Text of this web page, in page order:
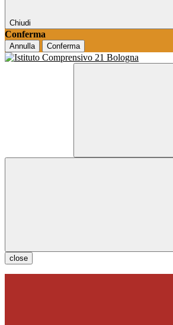
Chiudi
Conferma
Annulla Conferma
close